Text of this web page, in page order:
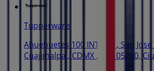
Tupperware
Ahuehuetes 100 INT 209 , San
Cuajimalpa , CDMX , C.P. 05200,